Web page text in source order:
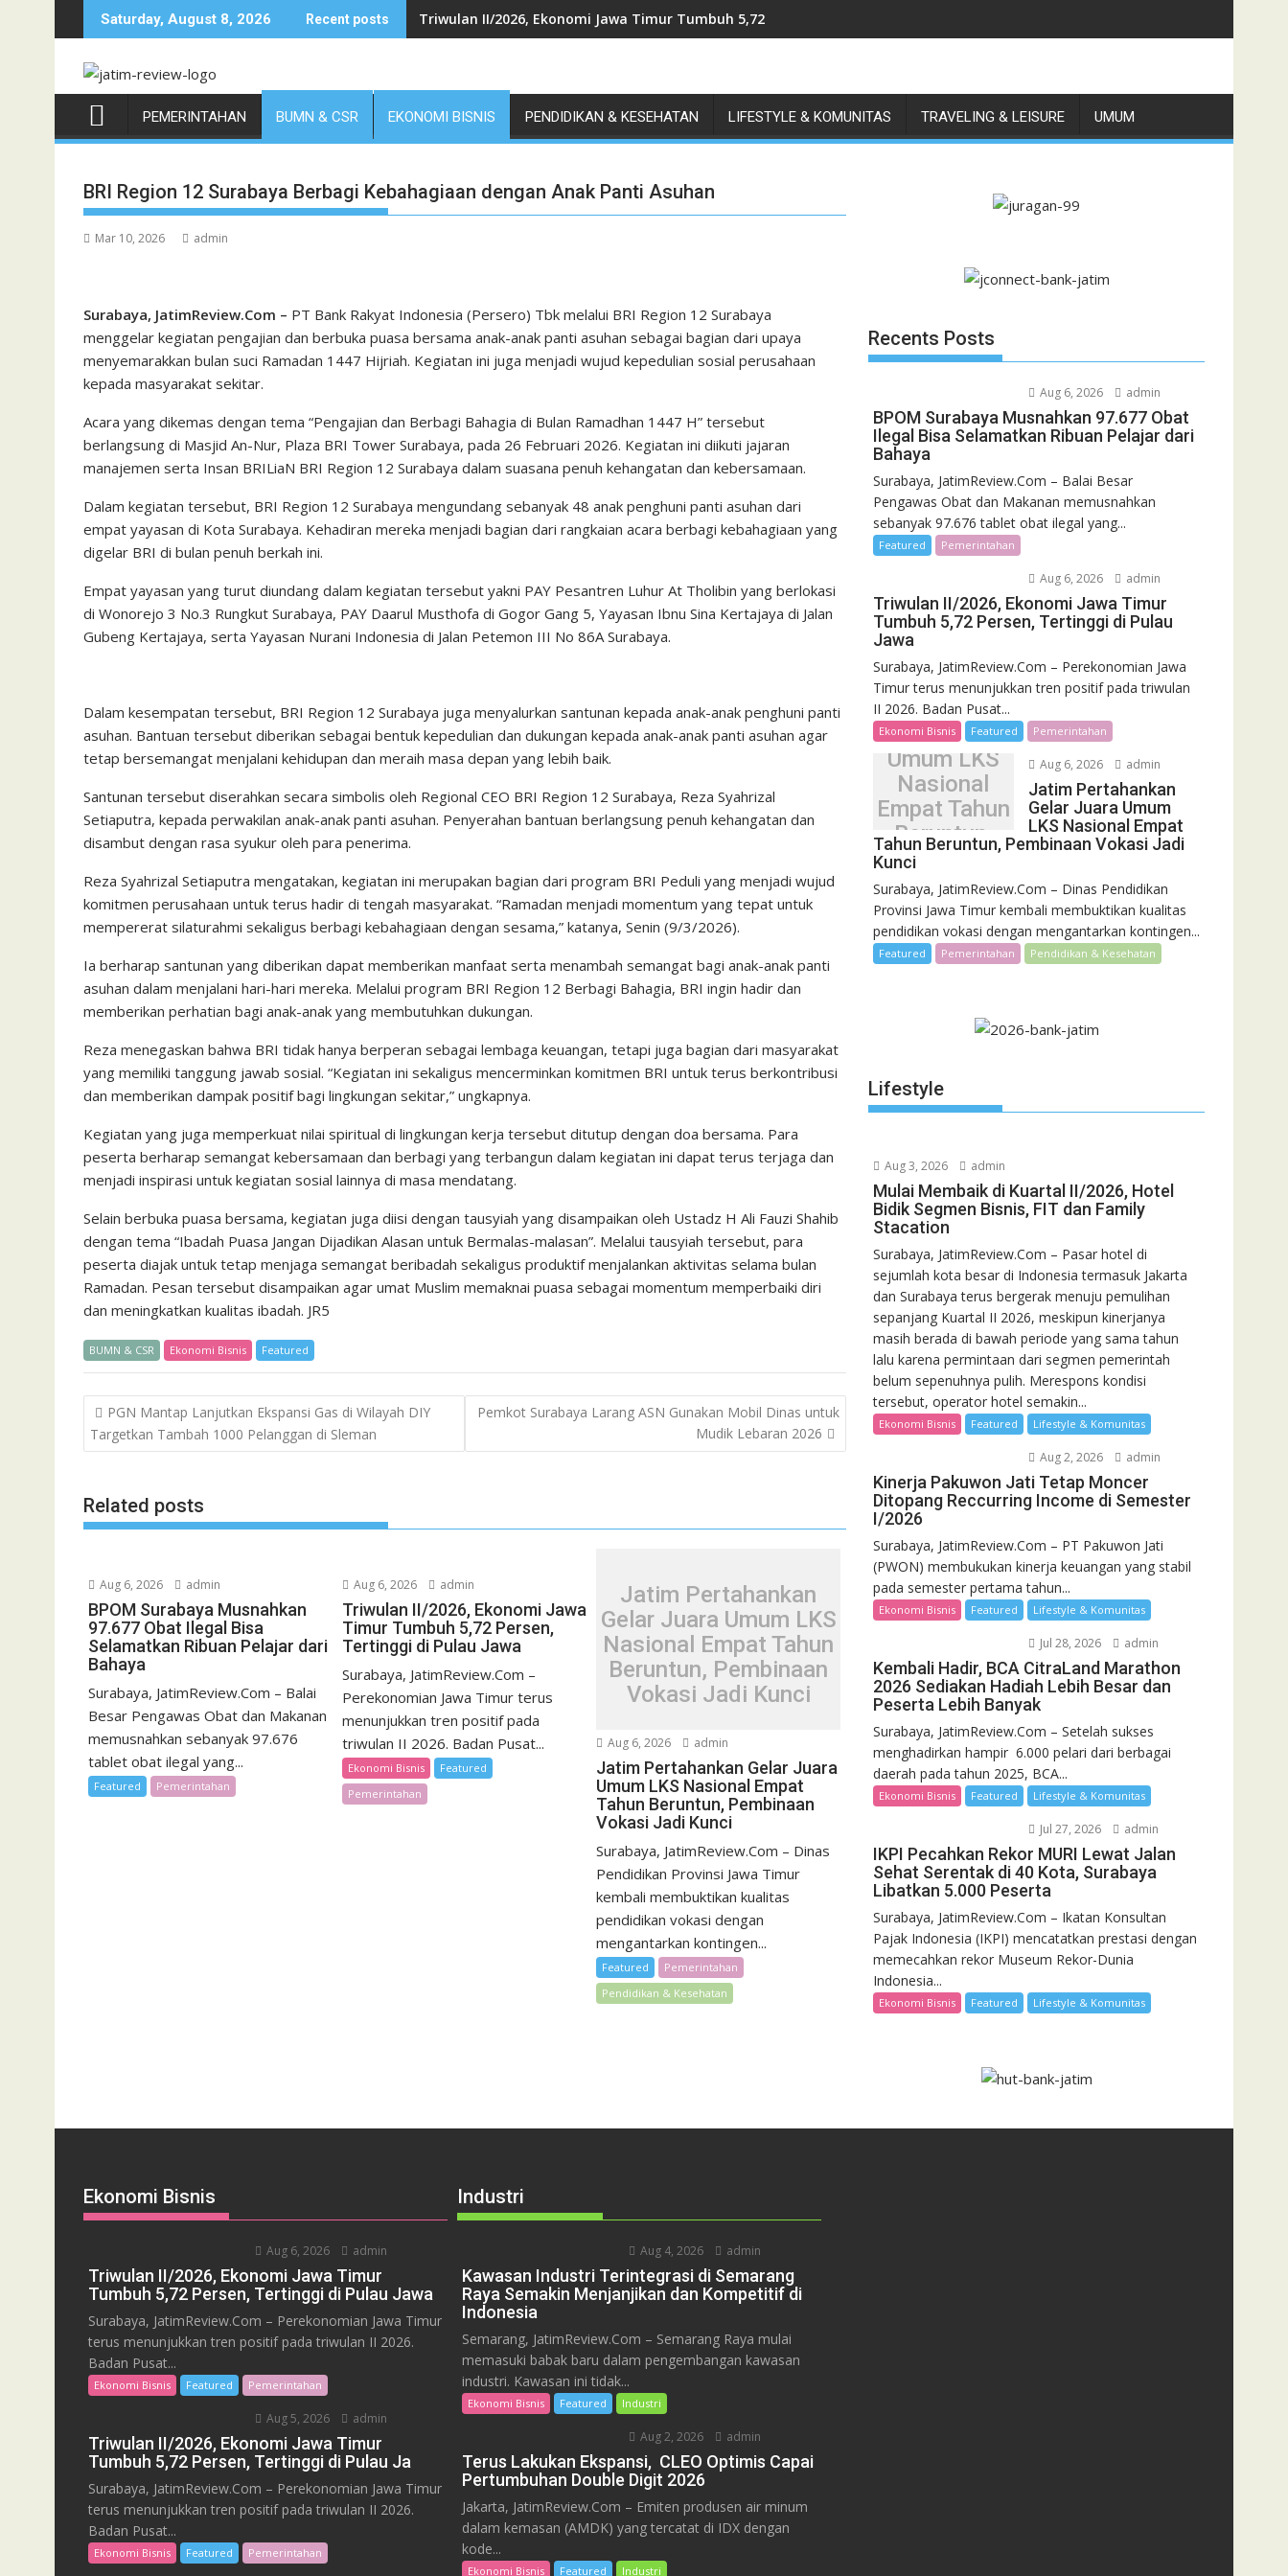
to
Saturday, August 8, 2026 Recent posts Triwulan II/2026, Ekonomi Jawa Timur Tumbuh 5,72 Persen, Tertinggi di Pulau Jawa
PEMERINTAHAN BUMN & CSR EKONOMI BISNIS PENDIDIKAN & KESEHATAN LIFESTYLE & KOMUNITAS TRAVELING & LEISURE UMUM
BRI Region 12 Surabaya Berbagi Kebahagiaan dengan Anak Panti Asuhan
Mar 10, 2026 admin
Surabaya, JatimReview.Com – PT Bank Rakyat Indonesia (Persero) Tbk melalui BRI Region 12 Surabaya
menggelar kegiatan pengajian dan berbuka puasa bersama anak-anak panti asuhan sebagai bagian dari upaya
menyemarakkan bulan suci Ramadan 1447 Hijriah. Kegiatan ini juga menjadi wujud kepedulian sosial perusahaan
kepada masyarakat sekitar.
Acara yang dikemas dengan tema “Pengajian dan Berbagi Bahagia di Bulan Ramadhan 1447 H” tersebut
berlangsung di Masjid An-Nur, Plaza BRI Tower Surabaya, pada 26 Februari 2026. Kegiatan ini diikuti jajaran
manajemen serta Insan BRILiaN BRI Region 12 Surabaya dalam suasana penuh kehangatan dan kebersamaan.
Dalam kegiatan tersebut, BRI Region 12 Surabaya mengundang sebanyak 48 anak penghuni panti asuhan dari
empat yayasan di Kota Surabaya. Kehadiran mereka menjadi bagian dari rangkaian acara berbagi kebahagiaan yang
digelar BRI di bulan penuh berkah ini.
Empat yayasan yang turut diundang dalam kegiatan tersebut yakni PAY Pesantren Luhur At Tholibin yang berlokasi
di Wonorejo 3 No.3 Rungkut Surabaya, PAY Daarul Musthofa di Gogor Gang 5, Yayasan Ibnu Sina Kertajaya di Jalan
Gubeng Kertajaya, serta Yayasan Nurani Indonesia di Jalan Petemon III No 86A Surabaya.
Dalam kesempatan tersebut, BRI Region 12 Surabaya juga menyalurkan santunan kepada anak-anak penghuni panti
asuhan. Bantuan tersebut diberikan sebagai bentuk kepedulian dan dukungan kepada anak-anak panti asuhan agar
tetap bersemangat menjalani kehidupan dan meraih masa depan yang lebih baik.
Santunan tersebut diserahkan secara simbolis oleh Regional CEO BRI Region 12 Surabaya, Reza Syahrizal
Setiaputra, kepada perwakilan anak-anak panti asuhan. Penyerahan bantuan berlangsung penuh kehangatan dan
disambut dengan rasa syukur oleh para penerima.
Reza Syahrizal Setiaputra mengatakan, kegiatan ini merupakan bagian dari program BRI Peduli yang menjadi wujud
komitmen perusahaan untuk terus hadir di tengah masyarakat. “Ramadan menjadi momentum yang tepat untuk
mempererat silaturahmi sekaligus berbagi kebahagiaan dengan sesama,” katanya, Senin (9/3/2026).
Ia berharap santunan yang diberikan dapat memberikan manfaat serta menambah semangat bagi anak-anak panti
asuhan dalam menjalani hari-hari mereka. Melalui program BRI Region 12 Berbagi Bahagia, BRI ingin hadir dan
memberikan perhatian bagi anak-anak yang membutuhkan dukungan.
Reza menegaskan bahwa BRI tidak hanya berperan sebagai lembaga keuangan, tetapi juga bagian dari masyarakat
yang memiliki tanggung jawab sosial. “Kegiatan ini sekaligus mencerminkan komitmen BRI untuk terus berkontribusi
dan memberikan dampak positif bagi lingkungan sekitar,” ungkapnya.
Kegiatan yang juga memperkuat nilai spiritual di lingkungan kerja tersebut ditutup dengan doa bersama. Para
peserta berharap semangat kebersamaan dan berbagi yang terbangun dalam kegiatan ini dapat terus terjaga dan
menjadi inspirasi untuk kegiatan sosial lainnya di masa mendatang.
Selain berbuka puasa bersama, kegiatan juga diisi dengan tausyiah yang disampaikan oleh Ustadz H Ali Fauzi Shahib
dengan tema “Ibadah Puasa Jangan Dijadikan Alasan untuk Bermalas-malasan”. Melalui tausyiah tersebut, para
peserta diajak untuk tetap menjaga semangat beribadah sekaligus produktif menjalankan aktivitas selama bulan
Ramadan. Pesan tersebut disampaikan agar umat Muslim memaknai puasa sebagai momentum memperbaiki diri
dan meningkatkan kualitas ibadah. JR5
BUMN & CSR Ekonomi Bisnis Featured
Post
navigation
PGN Mantap Lanjutkan Ekspansi Gas di Wilayah DIY
Targetkan Tambah 1000 Pelanggan di Sleman
Pemkot Surabaya Larang ASN Gunakan Mobil Dinas untuk
Mudik Lebaran 2026
Related posts
Aug 6, 2026 admin
BPOM Surabaya Musnahkan
97.677 Obat Ilegal Bisa
Selamatkan Ribuan Pelajar dari
Bahaya
Surabaya, JatimReview.Com – Balai
Besar Pengawas Obat dan Makanan
memusnahkan sebanyak 97.676
tablet obat ilegal yang...
Featured Pemerintahan
Aug 6, 2026 admin
Triwulan II/2026, Ekonomi Jawa
Timur Tumbuh 5,72 Persen,
Tertinggi di Pulau Jawa
Surabaya, JatimReview.Com –
Perekonomian Jawa Timur terus
menunjukkan tren positif pada
triwulan II 2026. Badan Pusat...
Ekonomi Bisnis
Featured
Pemerintahan
Jatim Pertahankan
Gelar Juara Umum LKS
Nasional Empat Tahun
Beruntun, Pembinaan
Vokasi Jadi Kunci
Aug 6, 2026 admin
Jatim Pertahankan Gelar Juara
Umum LKS Nasional Empat
Tahun Beruntun, Pembinaan
Vokasi Jadi Kunci
Surabaya, JatimReview.Com – Dinas
Pendidikan Provinsi Jawa Timur
kembali membuktikan kualitas
pendidikan vokasi dengan
mengantarkan kontingen...
Featured
Pemerintahan
Pendidikan & Kesehatan
Recents Posts
Aug 6, 2026 admin
BPOM Surabaya Musnahkan 97.677 Obat
Ilegal Bisa Selamatkan Ribuan Pelajar dari
Bahaya
Surabaya, JatimReview.Com – Balai Besar
Pengawas Obat dan Makanan memusnahkan
sebanyak 97.676 tablet obat ilegal yang...
Featured Pemerintahan
Aug 6, 2026 admin
Triwulan II/2026, Ekonomi Jawa Timur
Tumbuh 5,72 Persen, Tertinggi di Pulau
Jawa
Surabaya, JatimReview.Com – Perekonomian Jawa
Timur terus menunjukkan tren positif pada triwulan
II 2026. Badan Pusat...
Ekonomi Bisnis Featured Pemerintahan
Jatim
Pertahankan
Gelar Juara
Umum LKS
Nasional
Empat Tahun
Beruntun,
Pembinaan
Vokasi Jadi
Kunci
Aug 6, 2026 admin
Jatim Pertahankan
Gelar Juara Umum
LKS Nasional Empat
Tahun Beruntun, Pembinaan Vokasi Jadi
Kunci
Surabaya, JatimReview.Com – Dinas Pendidikan
Provinsi Jawa Timur kembali membuktikan kualitas
pendidikan vokasi dengan mengantarkan kontingen...
Featured Pemerintahan Pendidikan & Kesehatan
Lifestyle
Aug 3, 2026 admin
Mulai Membaik di Kuartal II/2026, Hotel
Bidik Segmen Bisnis, FIT dan Family
Stacation
Surabaya, JatimReview.Com – Pasar hotel di
sejumlah kota besar di Indonesia termasuk Jakarta
dan Surabaya terus bergerak menuju pemulihan
sepanjang Kuartal II 2026, meskipun kinerjanya
masih berada di bawah periode yang sama tahun
lalu karena permintaan dari segmen pemerintah
belum sepenuhnya pulih. Merespons kondisi
tersebut, operator hotel semakin...
Ekonomi Bisnis Featured Lifestyle & Komunitas
Aug 2, 2026 admin
Kinerja Pakuwon Jati Tetap Moncer
Ditopang Reccurring Income di Semester
I/2026
Surabaya, JatimReview.Com – PT Pakuwon Jati
(PWON) membukukan kinerja keuangan yang stabil
pada semester pertama tahun...
Ekonomi Bisnis Featured Lifestyle & Komunitas
Jul 28, 2026 admin
Kembali Hadir, BCA CitraLand Marathon
2026 Sediakan Hadiah Lebih Besar dan
Peserta Lebih Banyak
Surabaya, JatimReview.Com – Setelah sukses
menghadirkan hampir 6.000 pelari dari berbagai
daerah pada tahun 2025, BCA...
Ekonomi Bisnis Featured Lifestyle & Komunitas
Jul 27, 2026 admin
IKPI Pecahkan Rekor MURI Lewat Jalan
Sehat Serentak di 40 Kota, Surabaya
Libatkan 5.000 Peserta
Surabaya, JatimReview.Com – Ikatan Konsultan
Pajak Indonesia (IKPI) mencatatkan prestasi dengan
memecahkan rekor Museum Rekor-Dunia
Indonesia...
Ekonomi Bisnis Featured Lifestyle & Komunitas
Ekonomi Bisnis
Aug 6, 2026 admin
Triwulan II/2026, Ekonomi Jawa Timur
Tumbuh 5,72 Persen, Tertinggi di Pulau Jawa
Surabaya, JatimReview.Com – Perekonomian Jawa Timur
terus menunjukkan tren positif pada triwulan II 2026.
Badan Pusat...
Ekonomi Bisnis Featured Pemerintahan
Aug 5, 2026 admin
Triwulan II/2026, Ekonomi Jawa Timur
Tumbuh 5,72 Persen, Tertinggi di Pulau Ja
Surabaya, JatimReview.Com – Perekonomian Jawa Timur
terus menunjukkan tren positif pada triwulan II 2026.
Badan Pusat...
Ekonomi Bisnis Featured Pemerintahan
Industri
Aug 4, 2026 admin
Kawasan Industri Terintegrasi di Semarang
Raya Semakin Menjanjikan dan Kompetitif di
Indonesia
Semarang, JatimReview.Com – Semarang Raya mulai
memasuki babak baru dalam pengembangan kawasan
industri. Kawasan ini tidak...
Ekonomi Bisnis Featured Industri
Aug 2, 2026 admin
Terus Lakukan Ekspansi, CLEO Optimis Capai
Pertumbuhan Double Digit 2026
Jakarta, JatimReview.Com – Emiten produsen air minum
dalam kemasan (AMDK) yang tercatat di IDX dengan
kode...
Ekonomi Bisnis Featured Industri